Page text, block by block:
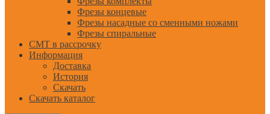
Фрезы концевые
Фрезы насадные со сменными ножами
Фрезы спиральные
CMT в рассрочку
Информация
Доставка
История
Скачать
Скачать каталог